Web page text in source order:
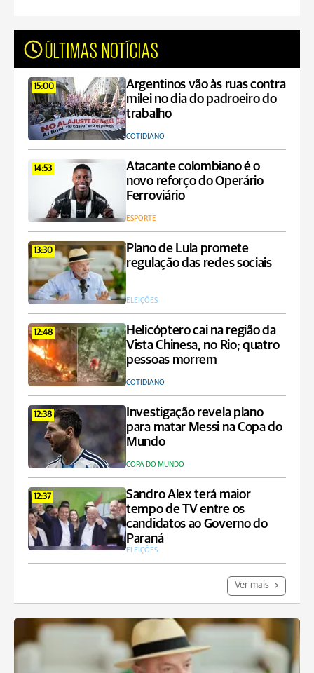
ÚLTIMAS NOTÍCIAS
15:00
Argentinos vão às ruas contra
milei no dia do padroeiro do
trabalho
COTIDIANO
14:53
Atacante colombiano é o
novo reforço do Operário
Ferroviário
ESPORTE
13:30
Plano de Lula promete
regulação das redes sociais
ELEIÇÕES
12:48
Helicóptero cai na região da
Vista Chinesa, no Rio; quatro
pessoas morrem
COTIDIANO
12:38
Investigação revela plano
para matar Messi na Copa do
Mundo
COPA DO MUNDO
12:37
Sandro Alex terá maior
tempo de TV entre os
candidatos ao Governo do
Paraná
ELEIÇÕES
Ver mais